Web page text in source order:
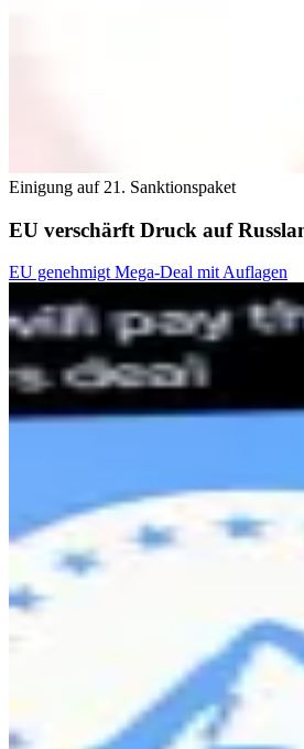
Einigung auf 21. Sanktionspaket
EU verschärft Druck auf
EU genehmigt Mega-Deal mit Auflagen